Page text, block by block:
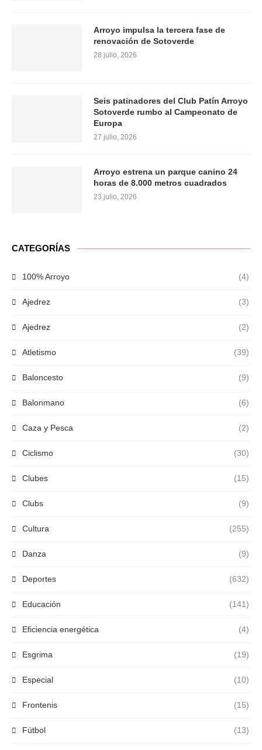
Arroyo impulsa la tercera fase de
renovación de Sotoverde
28 julio, 2026
Seis patinadores del Club Patín Arroyo
Sotoverde rumbo al Campeonato de
Europa
27 julio, 2026
Arroyo estrena un parque canino 24
horas de 8.000 metros cuadrados
23 julio, 2026
CATEGORÍAS
100% Arroyo (4)
Ajedrez (3)
Ajedrez (2)
Atletismo (39)
Baloncesto (9)
Balonmano (6)
Caza y Pesca (2)
Ciclismo (30)
Clubes (15)
Clubs (9)
Cultura (255)
Danza (9)
Deportes (632)
Educación (141)
Eficiencia energética (4)
Esgrima (19)
Especial (10)
Frontenis (15)
Fútbol (13)